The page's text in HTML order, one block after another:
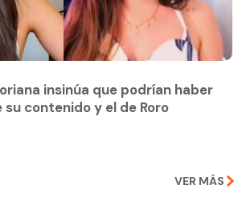
insinúa que podrían haber
contenido y el de Roro
VER MÁS